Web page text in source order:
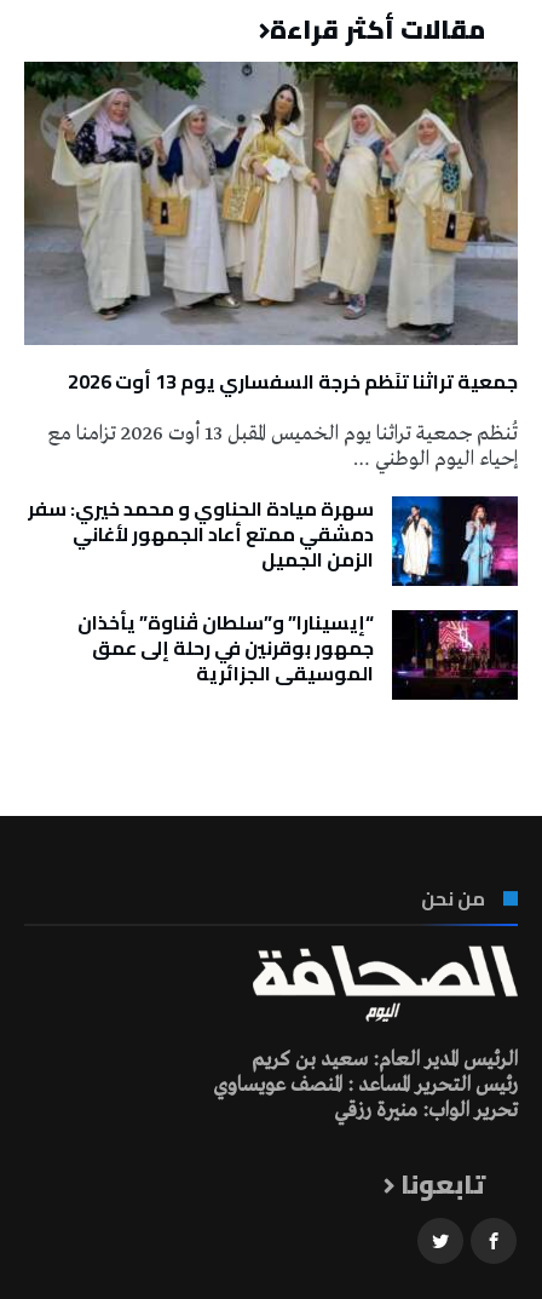
مقالات أكثر قراءة
جمعية تراثنا تنَظم خرجة السفساري يوم 13 أوت 2026
تُنظم جمعية تراثنا يوم الخميس المقبل 13 أوت 2026 تزامنا مع
إحياء اليوم الوطني …
سهرة ميادة الحناوي و محمد خيري: سفر
دمشقي ممتع أعاد الجمهور لأغاني
الزمن الجميل
“إيسينارا” و”سلطان ڤناوة” يأخذان
جمهور بوقرنين في رحلة إلى عمق
الموسيقى الجزائرية
من نحن
الرئيس المدير العام: سعيد بن كريم
رئيس التحرير المساعد : المنصف عويساوي
تحرير الواب: منيرة رزقي
تابعونا